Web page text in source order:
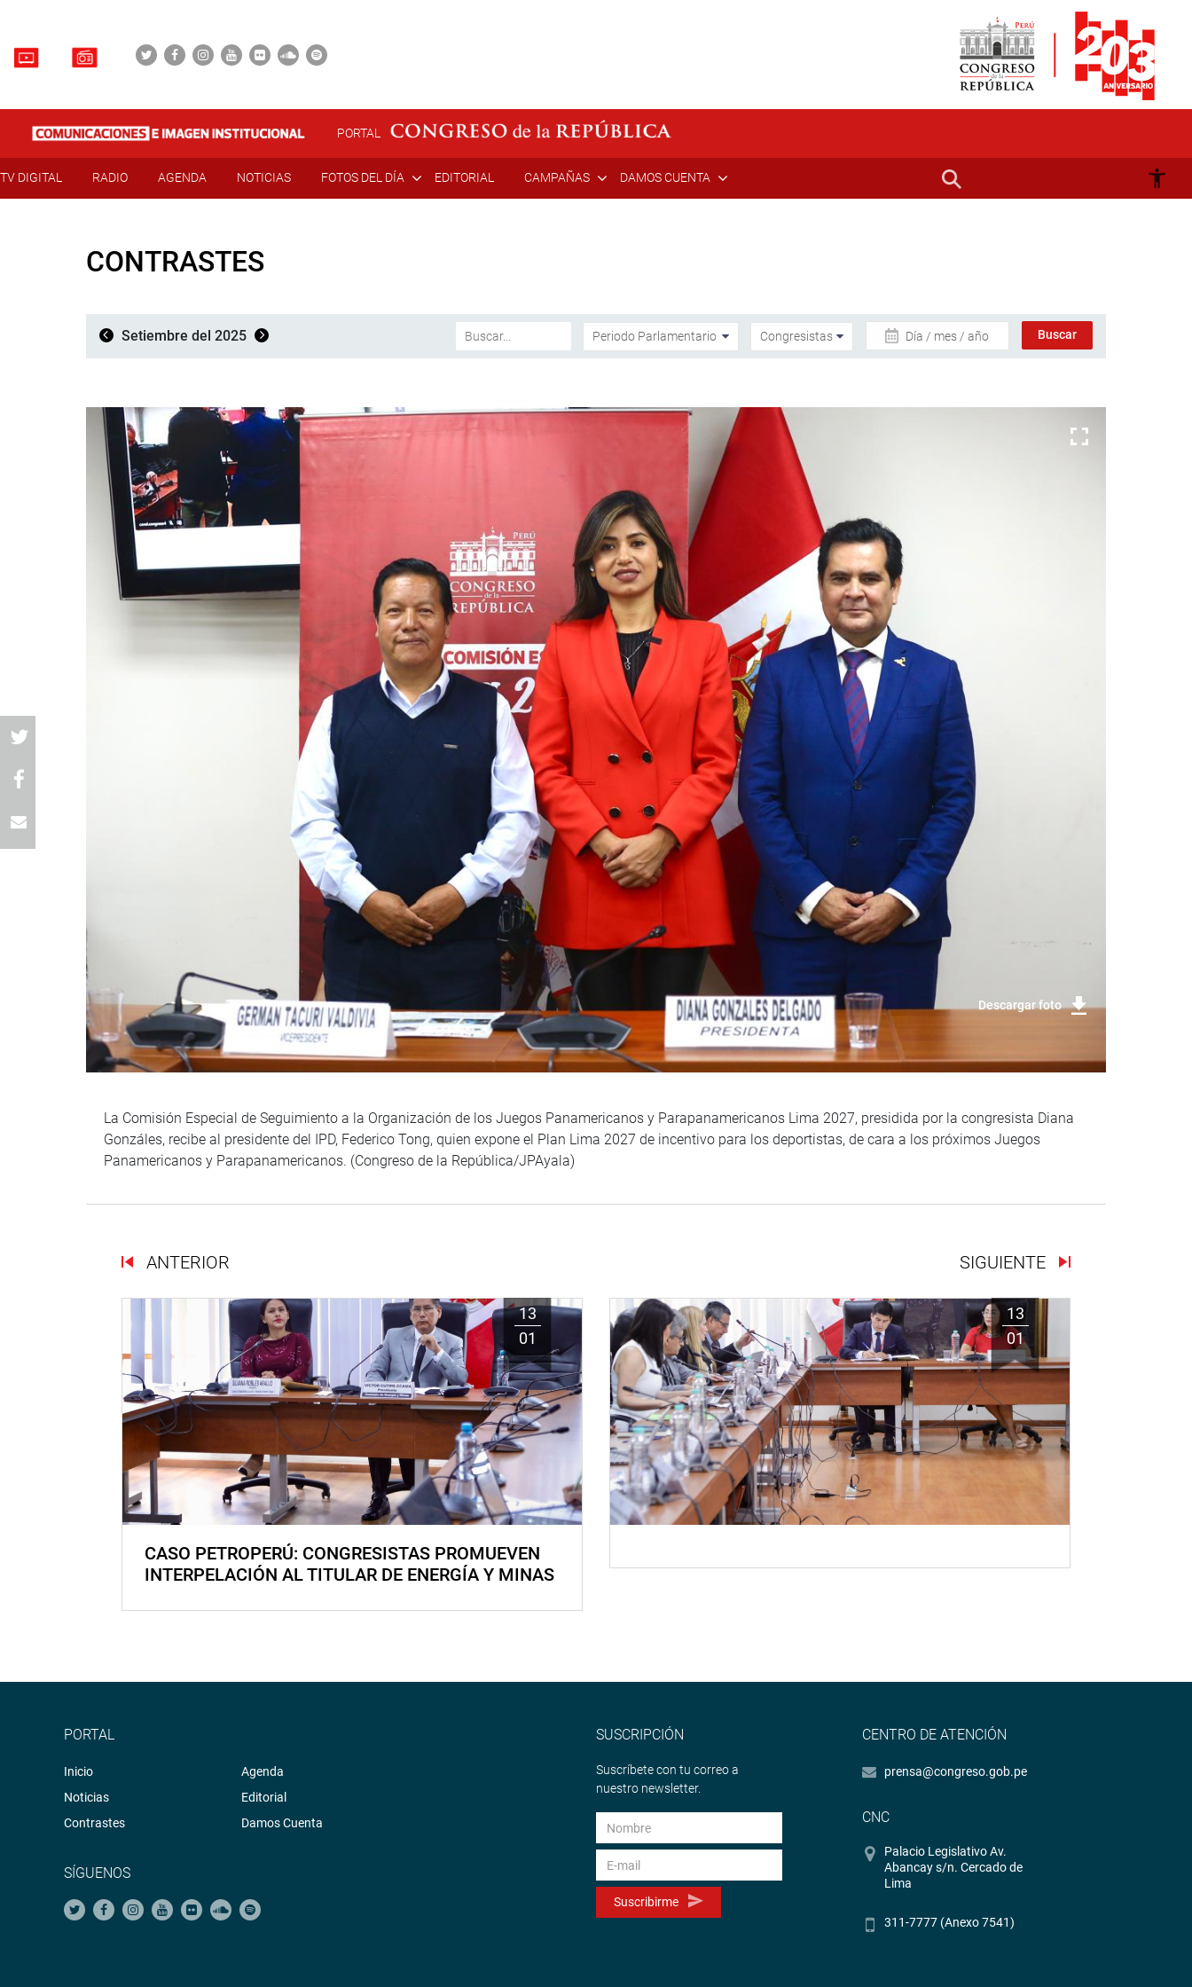
PORTAL
TV DIGITAL RADIO AGENDA NOTICIAS FOTOS DEL DÍA EDITORIAL CAMPAÑAS DAMOS CUENTA
CONTRASTES
Setiembre del 2025 Día / mes / año
Descargar foto
La Comisión Especial de Seguimiento a la Organización de los Juegos Panamericanos y Parapanamericanos Lima 2027, presidida por la congresista Diana
Gonzáles, recibe al presidente del IPD, Federico Tong, quien expone el Plan Lima 2027 de incentivo para los deportistas, de cara a los próximos Juegos
Panamericanos y Parapanamericanos. (Congreso de la República/JPAyala)
ANTERIOR SIGUIENTE
13
01
CASO PETROPERÚ: CONGRESISTAS PROMUEVEN
INTERPELACIÓN AL TITULAR DE ENERGÍA Y MINAS
13
01
PORTAL
Inicio
Noticias
Contrastes
Agenda
Editorial
Damos Cuenta
SÍGUENOS
SUSCRIPCIÓN
Suscríbete con tu correo a
nuestro newsletter.
Suscribirme
CENTRO DE ATENCIÓN
prensa@congreso.gob.pe
CNC
Palacio Legislativo Av.
Abancay s/n. Cercado de
Lima
311-7777 (Anexo 7541)